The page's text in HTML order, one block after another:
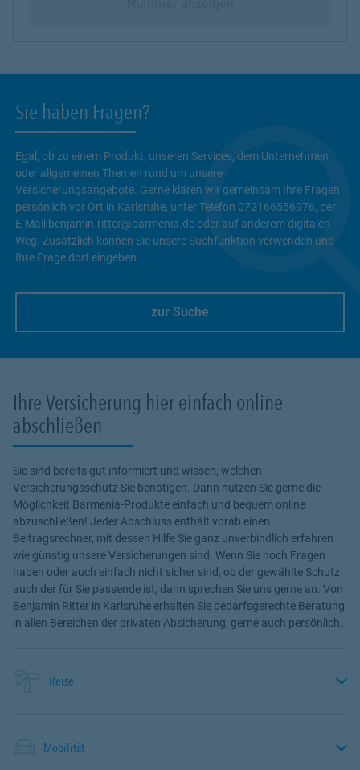
Sie haben Fragen?
Egal, ob zu einem Produkt, unseren Services, dem Unternehmen
oder allgemeinen Themen rund um unsere
Versicherungsangebote. Gerne klären wir gemeinsam Ihre Fragen
persönlich vor Ort in Karlsruhe, unter Telefon 072166556976, per
E-Mail benjamin.ritter@barmenia.de oder auf anderem digitalen
Weg. Zusätzlich können Sie unsere Suchfunktion verwenden und
Ihre Frage dort eingeben.
zur Suche
Ihre Versicherung hier einfach online
abschließen
Sie sind bereits gut informiert und wissen, welchen
Versicherungsschutz Sie benötigen. Dann nutzen Sie gerne die
Möglichkeit Barmenia-Produkte einfach und bequem online
abzuschließen! Jeder Abschluss enthält vorab einen
Beitragsrechner, mit dessen Hilfe Sie ganz unverbindlich erfahren
wie günstig unsere Versicherungen sind. Wenn Sie noch Fragen
haben oder auch einfach nicht sicher sind, ob der gewählte Schutz
auch der für Sie passende ist, dann sprechen Sie uns gerne an. Von
Benjamin Ritter in Karlsruhe erhalten Sie bedarfsgerechte Beratung
in allen Bereichen der privaten Absicherung, gerne auch persönlich.
Reise
Mobilität